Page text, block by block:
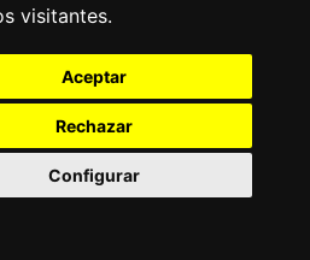
visitantes.
Aceptar
Rechazar
Configurar
Basso, Leonardo
Fedorov, Yevgeniy
Gruzdev, Dimitry KAZ